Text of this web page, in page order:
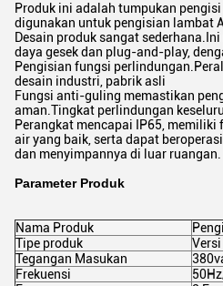
Produk ini adalah tumpukan
digunakan untuk pengisian lambat
Desain produk sangat
daya gesek dan plug-and-play,
Pengisian fungsi
desain industri, pabrik asli
Fungsi anti-guling memastikan
aman.Tingkat perlindungan
Perangkat mencapai IP65,
air yang baik, serta dapat
dan menyimpannya di luar ruangan.
Parameter Produk
Nama Produk
Tipe produk
Tegangan Masukan
Frekuensi